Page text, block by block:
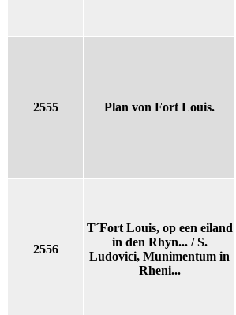
2555 Plan von Fort Louis.
2556
T´Fort Louis, op een eiland
in den Rhyn... / S.
Ludovici, Munimentum in
Rheni...